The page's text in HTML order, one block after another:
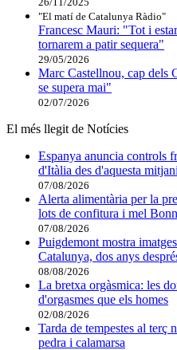
"El matí de Catalunya Ràdio"
Francesc Mauri: "Tot i
tornarem a patir sequera"
29/05/2026
Marc Castellnou, cap
se supera mai"
02/07/2026
El més llegit de Notícies
Espanya anuncia controls
d'Itàlia des d'aquesta
07/08/2026
Alerta alimentària per la
lots de confitura i mel
07/08/2026
Puigdemont mostra
Catalunya, dos anys
08/08/2026
La bretxa orgàsmica: les
d'orgasmes que els homes
02/08/2026
Tarda de tempestes al terç
pedra i calamarsa